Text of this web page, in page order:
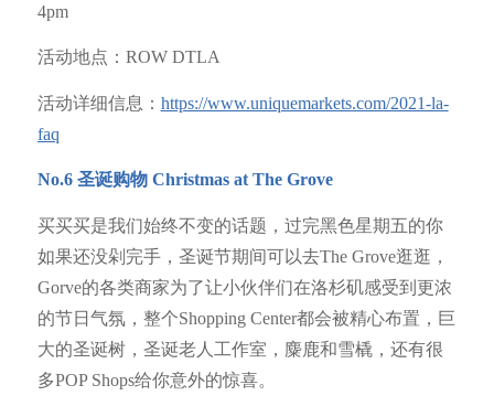
4pm
活动地点：ROW DTLA
活动详细信息： https://www.uniquemarkets.com/2021-la-
faq
No.6 圣诞购物 Christmas at The Grove
买买买是我们始终不变的话题，过完黑色星期五的你
如果还没剁完手，圣诞节期间可以去The Grove逛逛，
Gorve的各类商家为了让小伙伴们在洛杉矶感受到更浓
的节日气氛，整个Shopping Center都会被精心布置，巨
大的圣诞树，圣诞老人工作室，麋鹿和雪橇，还有很
多POP Shops给你意外的惊喜。